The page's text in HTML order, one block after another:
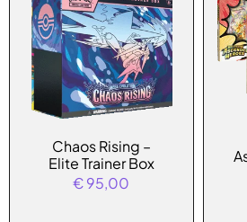
Chaos Rising –
Elite Trainer Box
€95,00